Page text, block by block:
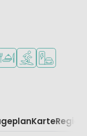
Kinder
Nähe oder Pizzeria
Ladestation
KarteRegion